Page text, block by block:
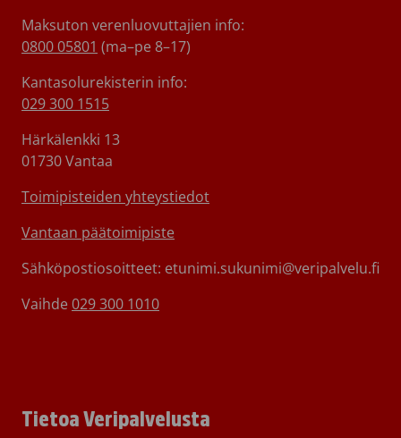
Maksuton verenluovuttajien info:
0800 05801 (ma–pe 8–17)
Kantasolurekisterin info:
029 300 1515
Härkälenkki 13
01730 Vantaa
Toimipisteiden yhteystiedot
Vantaan päätoimipiste
Sähköpostiosoitteet: etunimi.sukunimi@veripalvelu.fi
Vaihde 029 300 1010
Tietoa Veripalvelusta